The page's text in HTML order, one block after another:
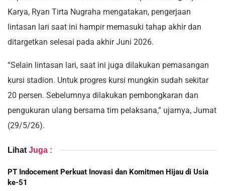
Karya, Ryan Tirta Nugraha mengatakan, pengerjaan
lintasan lari saat ini hampir memasuki tahap akhir dan
ditargetkan selesai pada akhir Juni 2026.
“Selain lintasan lari, saat ini juga dilakukan pemasangan
kursi stadion. Untuk progres kursi mungkin sudah sekitar
20 persen. Sebelumnya dilakukan pembongkaran dan
pengukuran ulang bersama tim pelaksana,” ujarnya, Jumat
(29/5/26).
Lihat Juga :
PT Indocement Perkuat Inovasi dan Komitmen Hijau di Usia
ke-51